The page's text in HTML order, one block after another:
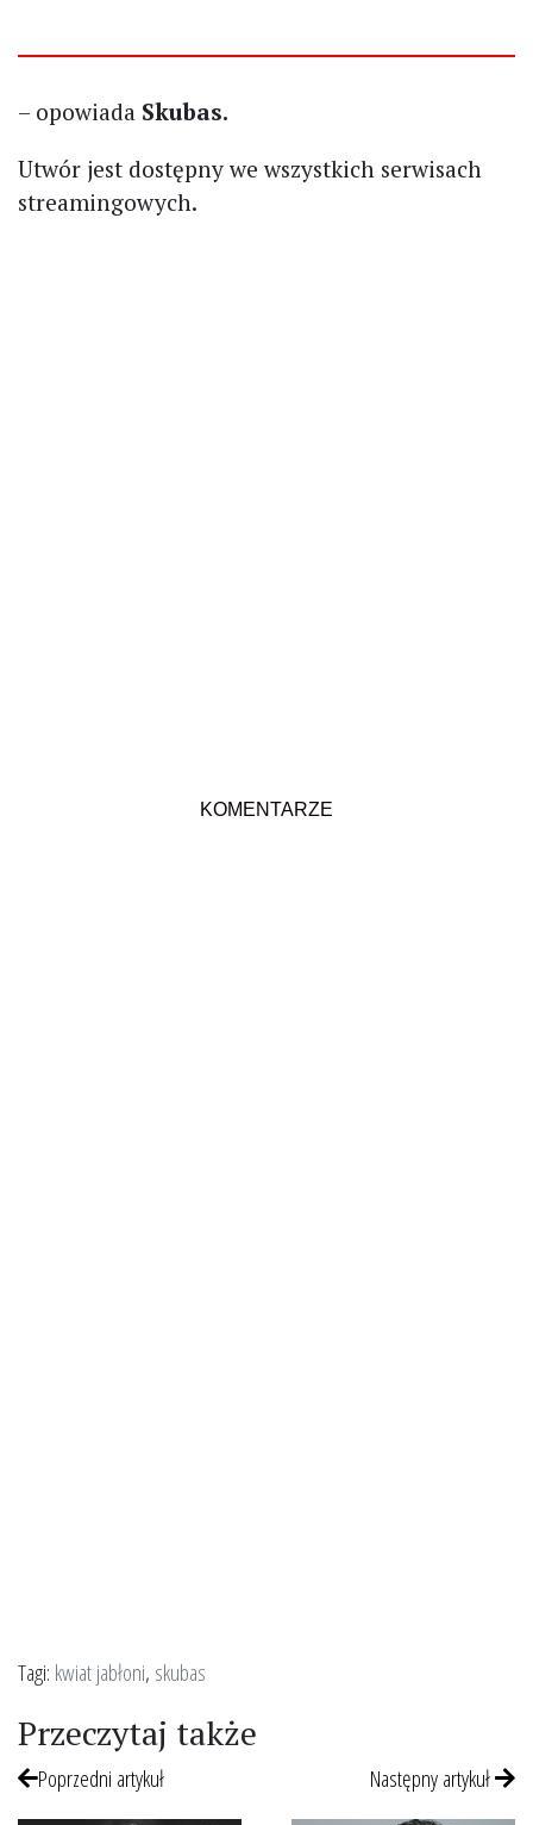
– opowiada Skubas.
Utwór jest dostępny we wszystkich serwisach
streamingowych.
KOMENTARZE
Tagi: kwiat jabłoni, skubas
Przeczytaj także
Poprzedni artykuł Następny artykuł